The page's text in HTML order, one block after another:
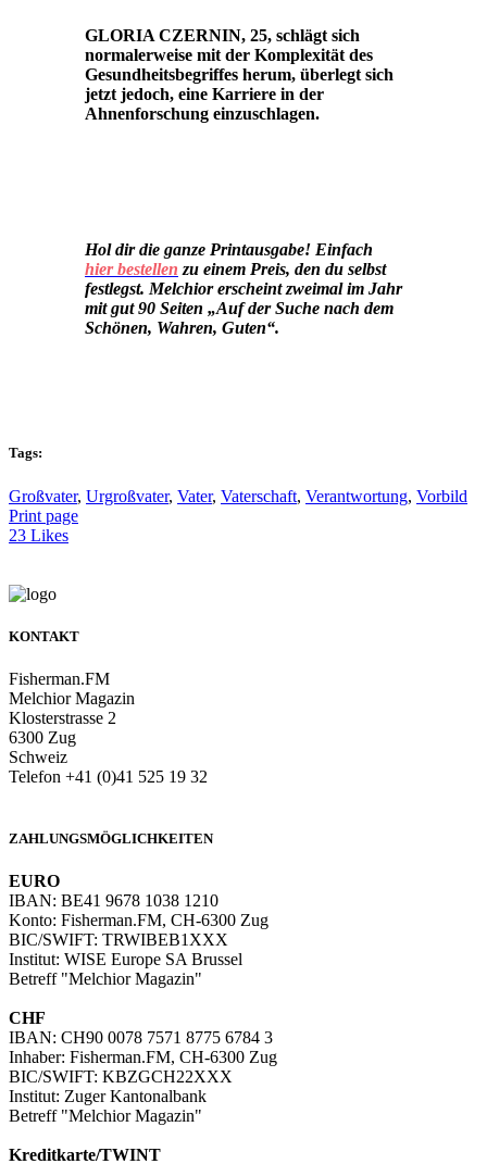
GLORIA CZERNIN, 25, schlägt sich
normalerweise mit der Komplexität des
Gesundheitsbegriffes herum, überlegt sich
jetzt jedoch, eine Karriere in der
Ahnenforschung einzuschlagen.
Hol dir die ganze Printausgabe! Einfach
hier bestellen zu einem Preis, den du selbst
festlegst. Melchior erscheint zweimal im Jahr
mit gut 90 Seiten „Auf der Suche nach dem
Schönen, Wahren, Guten“.
Tags:
Großvater, Urgroßvater, Vater, Vaterschaft, Verantwortung, Vorbild
Print page
23 Likes
KONTAKT
Fisherman.FM
Melchior Magazin
Klosterstrasse 2
6300 Zug
Schweiz
Telefon +41 (0)41 525 19 32
ZAHLUNGSMÖGLICHKEITEN
EURO
IBAN: BE41 9678 1038 1210
Konto: Fisherman.FM, CH-6300 Zug
BIC/SWIFT: TRWIBEB1XXX
Institut: WISE Europe SA Brussel
Betreff "Melchior Magazin"
CHF
IBAN: CH90 0078 7571 8775 6784 3
Inhaber: Fisherman.FM, CH-6300 Zug
BIC/SWIFT: KBZGCH22XXX
Institut: Zuger Kantonalbank
Betreff "Melchior Magazin"
Kreditkarte/TWINT